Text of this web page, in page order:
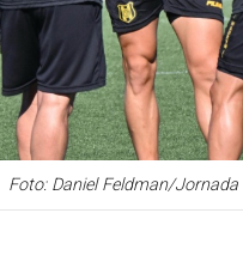
Foto: Daniel Feldman/Jornada